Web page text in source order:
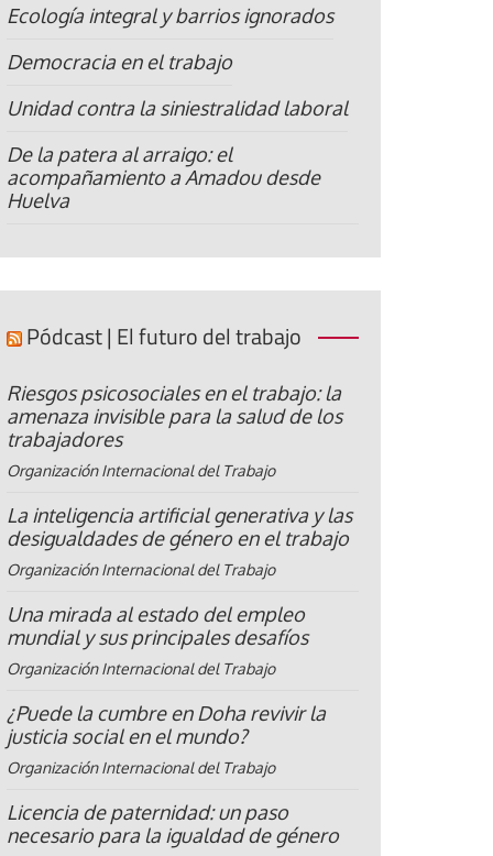
Ecología integral y barrios ignorados
Democracia en el trabajo
Unidad contra la siniestralidad laboral
De la patera al arraigo: el
acompañamiento a Amadou desde
Huelva
Pódcast | El futuro del trabajo
Riesgos psicosociales en el trabajo: la
amenaza invisible para la salud de los
trabajadores
Organización Internacional del Trabajo
La inteligencia artificial generativa y las
desigualdades de género en el trabajo
Organización Internacional del Trabajo
Una mirada al estado del empleo
mundial y sus principales desafíos
Organización Internacional del Trabajo
¿Puede la cumbre en Doha revivir la
justicia social en el mundo?
Organización Internacional del Trabajo
Licencia de paternidad: un paso
necesario para la igualdad de género